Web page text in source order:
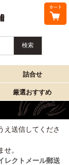
詰合せ
厳選おすすめ
え送信してくださ
。
レクトメール郵送